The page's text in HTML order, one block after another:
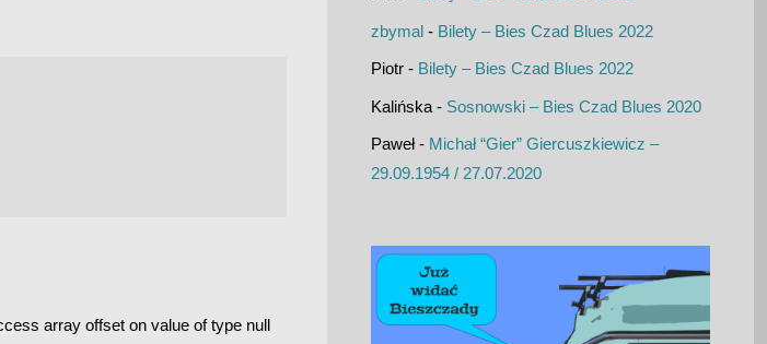
array offset on value of type null
zbymal- Bilety – Bies Czad Blues 2022
Piotr- Bilety – Bies Czad Blues 2022
Kalińska- Sosnowski – Bies Czad Blues 2020
Paweł- Michał “Gier” Giercuszkiewicz –
29.09.1954 / 27.07.2020